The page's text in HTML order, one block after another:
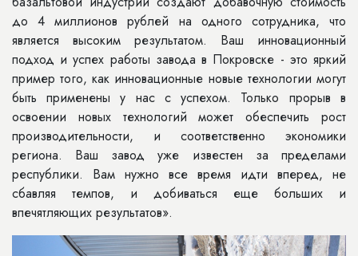
до 4 миллионов рублей на одного сотрудника, что
является высоким результатом. Ваш инновационный
подход и успех работы завода в Покровске - это яркий
пример того, как инновационные новые технологии могут
быть применены у нас с успехом. Только прорыв в
освоении новых технологий может обеспечить рост
производительности, и соответственно экономики
региона. Ваш завод уже известен за пределами
республики. Вам нужно все время идти вперед, не
сбавляя темпов, и добиваться еще больших и
впечятляющих результатов».